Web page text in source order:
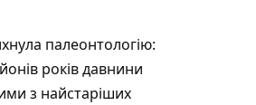
палеонтологію:
років давнини
з найстаріших